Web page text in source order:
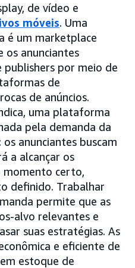
de vídeo e
móveis. Uma
é um marketplace
os anunciantes
publishers por meio de
de
de anúncios.
uma plataforma
pela demanda da
anunciantes buscam
a alcançar os
momento certo,
definido. Trabalhar
permite que as
alvo relevantes e
suas estratégias. As
e eficiente de
estoque de